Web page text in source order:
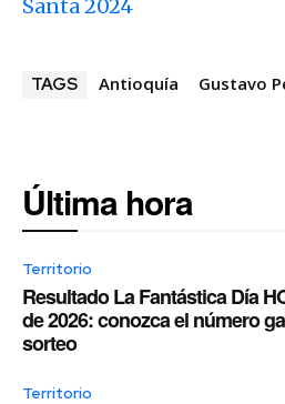
Santa 2024
TAGS Antioquía Gustavo
Última hora
Territorio
Resultado La Fantástica Día
de 2026: conozca el número
sorteo
Territorio